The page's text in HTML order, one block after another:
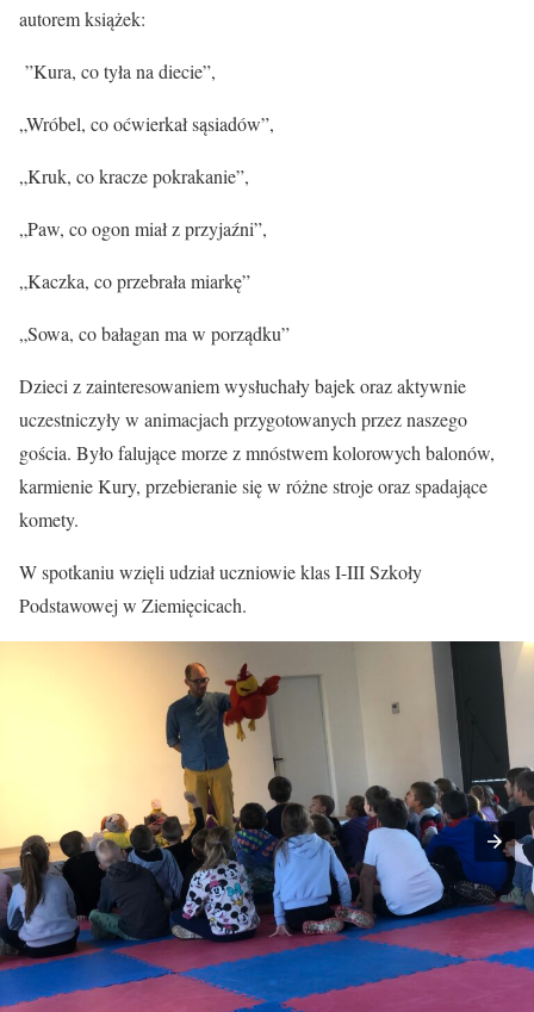
autorem książek:
”Kura, co tyła na diecie”,
„Wróbel, co oćwierkał sąsiadów”,
„Kruk, co kracze pokrakanie”,
„Paw, co ogon miał z przyjaźni”,
„Kaczka, co przebrała miarkę”
„Sowa, co bałagan ma w porządku”
Dzieci z zainteresowaniem wysłuchały bajek oraz aktywnie
uczestniczyły w animacjach przygotowanych przez naszego
gościa. Było falujące morze z mnóstwem kolorowych balonów,
karmienie Kury, przebieranie się w różne stroje oraz spadające
komety.
W spotkaniu wzięli udział uczniowie klas I-III Szkoły
Podstawowej w Ziemięcicach.